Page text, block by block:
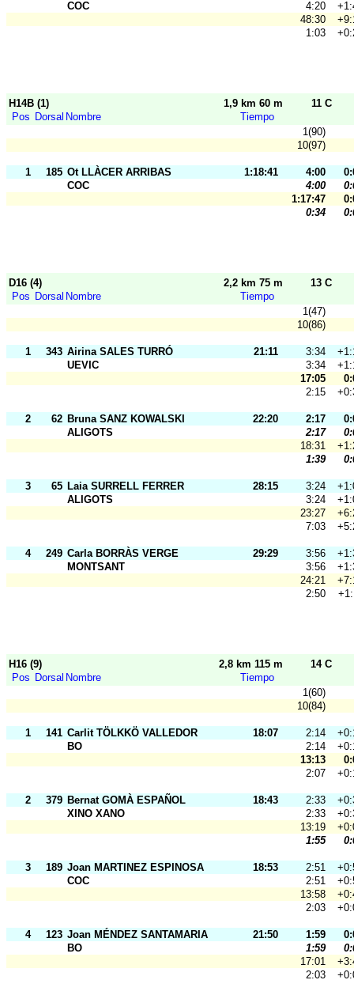
COC
4:20
48:30
1:03
H14B (1) 1,9 km 60 m
11 C
Pos Dorsal Nombre
Tiempo
1(90)
10(97)
1 185 Ot LLÀCER ARRIBAS 1:18:41 4:00
COC
4:00
1:17:47
0:34
D16 (4) 2,2 km 75 m
13 C
Pos Dorsal Nombre
Tiempo
1(47)
10(86)
1 343 Airina SALES TURRÓ 21:11 3:34
UEVIC
3:34
17:05
2:15
2 62 Bruna SANZ KOWALSKI 22:20 2:17
ALIGOTS
2:17
18:31
1:39
3 65 Laia SURRELL FERRER 28:15 3:24
ALIGOTS
3:24
23:27
7:03
4 249 Carla BORRÀS VERGE 29:29 3:56
MONTSANT
3:56
24:21
2:50
H16 (9) 2,8 km 115 m
14 C
Pos Dorsal Nombre
Tiempo
1(60)
10(84)
1 141 Carlit TÖLKKÖ VALLEDOR 18:07 2:14
BO
2:14
13:13
2:07
2 379 Bernat GOMÀ ESPAÑOL 18:43 2:33
XINO XANO
2:33
13:19
1:55
3 189 Joan MARTINEZ ESPINOSA 18:53 2:51
COC
2:51
13:58
2:03
4 123 Joan MÉNDEZ SANTAMARIA 21:50 1:59
BO
1:59
17:01
2:03